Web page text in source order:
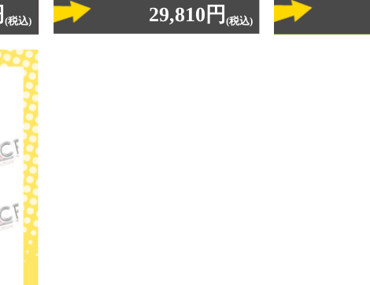
(税込) 29,810円 (税込)